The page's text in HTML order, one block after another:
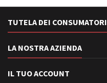
TUTELA DEI CONSUMATORI
LA NOSTRA AZIENDA
IL TUO ACCOUNT